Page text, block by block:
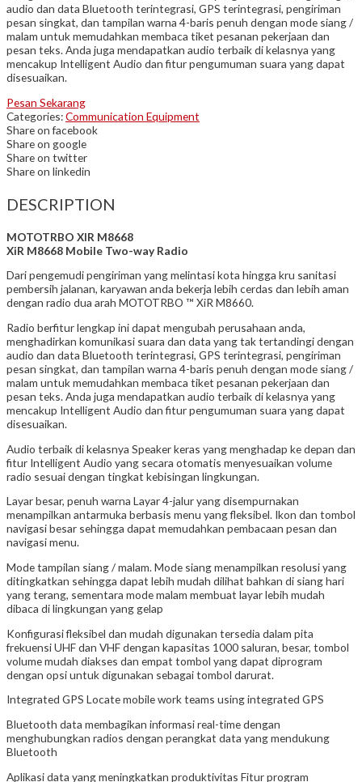
audio dan data Bluetooth terintegrasi, GPS terintegrasi, pengiriman
pesan singkat, dan tampilan warna 4-baris penuh dengan mode siang /
malam untuk memudahkan membaca tiket pesanan pekerjaan dan
pesan teks. Anda juga mendapatkan audio terbaik di kelasnya yang
mencakup Intelligent Audio dan fitur pengumuman suara yang dapat
disesuaikan.
Pesan Sekarang
Categories:Communication Equipment
Share on facebook
Share on google
Share on twitter
Share on linkedin
DESCRIPTION
MOTOTRBO XIR M8668
XiR M8668 Mobile Two-way Radio
Dari pengemudi pengiriman yang melintasi kota hingga kru sanitasi
pembersih jalanan, karyawan anda bekerja lebih cerdas dan lebih aman
dengan radio dua arah MOTOTRBO ™ XiR M8660.
Radio berfitur lengkap ini dapat mengubah perusahaan anda,
menghadirkan komunikasi suara dan data yang tak tertandingi dengan
audio dan data Bluetooth terintegrasi, GPS terintegrasi, pengiriman
pesan singkat, dan tampilan warna 4-baris penuh dengan mode siang /
malam untuk memudahkan membaca tiket pesanan pekerjaan dan
pesan teks. Anda juga mendapatkan audio terbaik di kelasnya yang
mencakup Intelligent Audio dan fitur pengumuman suara yang dapat
disesuaikan.
Audio terbaik di kelasnya Speaker keras yang menghadap ke depan dan
fitur Intelligent Audio yang secara otomatis menyesuaikan volume
radio sesuai dengan tingkat kebisingan lingkungan.
Layar besar, penuh warna Layar 4-jalur yang disempurnakan
menampilkan antarmuka berbasis menu yang fleksibel. Ikon dan tombol
navigasi besar sehingga dapat memudahkan pembacaan pesan dan
navigasi menu.
Mode tampilan siang / malam. Mode siang menampilkan resolusi yang
ditingkatkan sehingga dapat lebih mudah dilihat bahkan di siang hari
yang terang, sementara mode malam membuat layar lebih mudah
dibaca di lingkungan yang gelap
Konfigurasi fleksibel dan mudah digunakan tersedia dalam pita
frekuensi UHF dan VHF dengan kapasitas 1000 saluran, besar, tombol
volume mudah diakses dan empat tombol yang dapat diprogram
dengan opsi untuk digunakan sebagai tombol darurat.
Integrated GPS Locate mobile work teams using integrated GPS
Bluetooth data membagikan informasi real-time dengan
menghubungkan radios dengan perangkat data yang mendukung
Bluetooth
Aplikasi data yang meningkatkan produktivitas Fitur program